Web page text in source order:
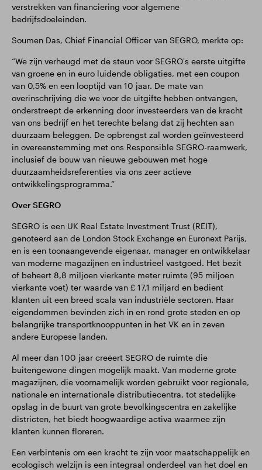
verstrekken van financiering voor algemene
bedrijfsdoeleinden.
Soumen Das, Chief Financial Officer van SEGRO, merkte op:
“We zijn verheugd met de steun voor SEGRO's eerste uitgifte
van groene en in euro luidende obligaties, met een coupon
van 0,5% en een looptijd van 10 jaar. De mate van
overinschrijving die we voor de uitgifte hebben ontvangen,
onderstreept de erkenning door investeerders van de kracht
van ons bedrijf en het terechte belang dat zij hechten aan
duurzaam beleggen. De opbrengst zal worden geïnvesteerd
in overeenstemming met ons Responsible SEGRO-raamwerk,
inclusief de bouw van nieuwe gebouwen met hoge
duurzaamheidsreferenties via ons zeer actieve
ontwikkelingsprogramma.”
Over SEGRO
SEGRO is een UK Real Estate Investment Trust (REIT),
genoteerd aan de London Stock Exchange en Euronext Parijs,
en is een toonaangevende eigenaar, manager en ontwikkelaar
van moderne magazijnen en industrieel vastgoed. Het bezit
of beheert 8,8 miljoen vierkante meter ruimte (95 miljoen
vierkante voet) ter waarde van £ 17,1 miljard en bedient
klanten uit een breed scala van industriële sectoren. Haar
eigendommen bevinden zich in en rond grote steden en op
belangrijke transportknooppunten in het VK en in zeven
andere Europese landen.
Al meer dan 100 jaar creëert SEGRO de ruimte die
buitengewone dingen mogelijk maakt. Van moderne grote
magazijnen, die voornamelijk worden gebruikt voor regionale,
nationale en internationale distributiecentra, tot stedelijke
opslag in de buurt van grote bevolkingscentra en zakelijke
districten, het biedt hoogwaardige activa waarmee zijn
klanten kunnen floreren.
Een verbintenis om een kracht te zijn voor maatschappelijk en
ecologisch welzijn is een integraal onderdeel van het doel en